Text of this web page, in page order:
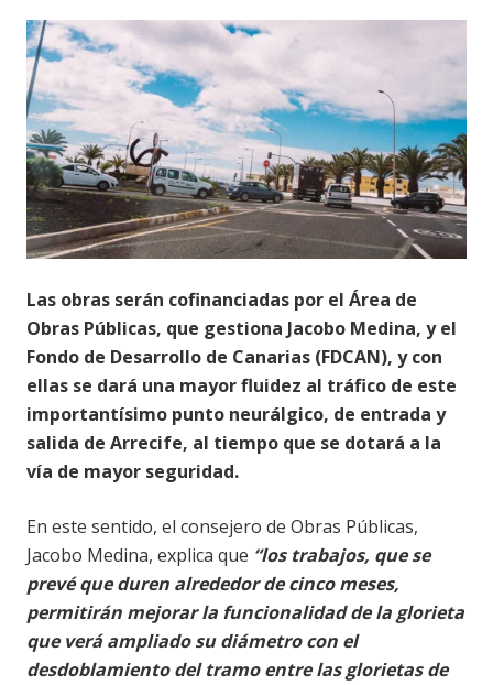
Las obras serán cofinanciadas por el Área de
Obras Públicas, que gestiona Jacobo Medina, y el
Fondo de Desarrollo de Canarias (FDCAN), y con
ellas se dará una mayor fluidez al tráfico de este
importantísimo punto neurálgico, de entrada y
salida de Arrecife, al tiempo que se dotará a la
vía de mayor seguridad.
En este sentido, el consejero de Obras Públicas,
Jacobo Medina, explica que “los trabajos, que se
prevé que duren alrededor de cinco meses,
permitirán mejorar la funcionalidad de la glorieta
que verá ampliado su diámetro con el
desdoblamiento del tramo entre las glorietas de